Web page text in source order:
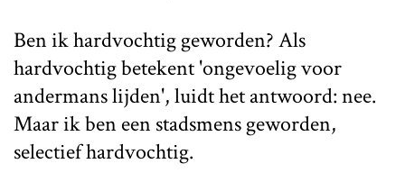
Ben ik hardvochtig geworden? Als
hardvochtig betekent 'ongevoelig voor
andermans lijden', luidt het antwoord: nee.
Maar ik ben een stadsmens geworden,
selectief hardvochtig.